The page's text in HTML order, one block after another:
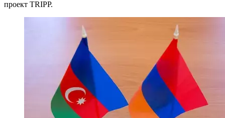
проект TRIPP.